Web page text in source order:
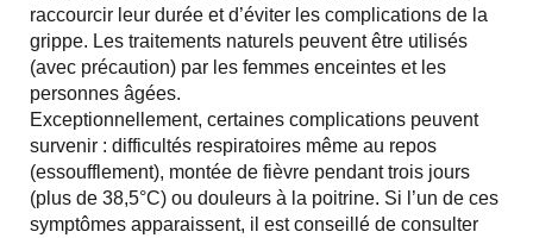
raccourcir leur durée et d’éviter les complications de la
grippe. Les traitements naturels peuvent être utilisés
(avec précaution) par les femmes enceintes et les
personnes âgées.
Exceptionnellement, certaines complications peuvent
survenir : difficultés respiratoires même au repos
(essoufflement), montée de fièvre pendant trois jours
(plus de 38,5°C) ou douleurs à la poitrine. Si l’un de ces
symptômes apparaissent, il est conseillé de consulter